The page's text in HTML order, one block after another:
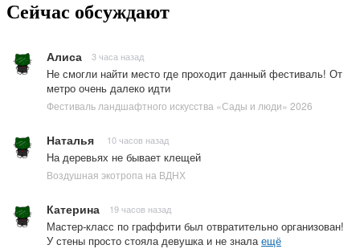
Сейчас обсуждают
Алиса 3 часа назад
Не смогли найти место где проходит данный фестиваль! От
метро очень далеко идти
Фестиваль ландшафтного искусства «Сады и люди» 2026
Наталья 10 часов назад
На деревьях не бывает клещей
Воздушная экотропа на ВДНХ
Катерина 19 часов назад
Мастер-класс по граффити был отвратительно организован!
У стены просто стояла девушка и не знала ещё